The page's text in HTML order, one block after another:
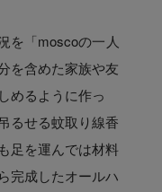
を「moscoの一人
を含めた家族や友
めるように作っ
るせる蚊取り線香
足を運んでは材料
完成したオールハ